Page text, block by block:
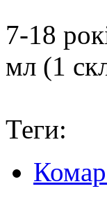
7-18
мл (1
Теги: